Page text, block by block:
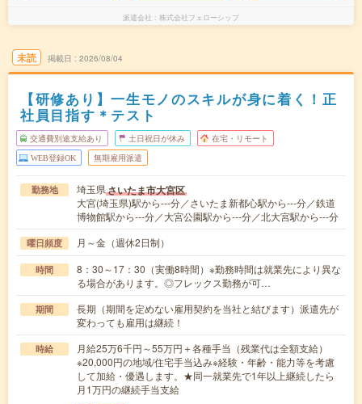
派遣会社 株式会社フェローシップ
未読 掲載日 2026/08/04
【研修あり】一生モノのスキルが身に着く！正
社員目指す＊テスト
交通費別途支給あり 土日祝日が休み 在宅・リモート
WEB登録OK 無期雇用派遣
勤務地 埼玉県さいたま市大宮区
大宮(埼玉県)駅から---分／さいたま新都心駅から---分／鉄道
博物館駅から---分／大宮公園駅から---分／北大宮駅から---分
曜日頻度 月～金（週休2日制）
時間
8：30～17：30（実働8時間）※勤務時間は就業先により異な
る場合があります。◎フレックス勤務が可…
期間
長期（期間を定めない雇用契約を当社と結びます）派遣先が
変わっても雇用は継続！
時給
月給25万6千円～55万円＋各種手当（残業代は全額支給）
※20,000円の地域/住宅手当込み※経験・年齢・能力等を考慮
して加給・優遇します。★同一就業先で1年以上継続したら
月1万円の継続手当支給